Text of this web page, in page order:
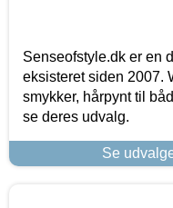
Senseofstyle.dk er en
eksisteret siden 2007.
smykker, hårpynt til
se deres udvalg.
Se